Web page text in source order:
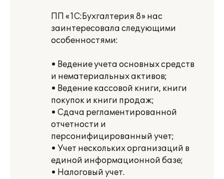
ПП «1С:Бухгалтерия 8» нас
заинтересовала следующими
особенностями:
• Ведение учета основных средств
и нематериальных активов;
• Ведение кассовой книги, книги
покупок и книги продаж;
• Сдача регламентированной
отчетности и
персонифицированный учет;
• Учет нескольких организаций в
единой информационной базе;
• Налоговый учет.